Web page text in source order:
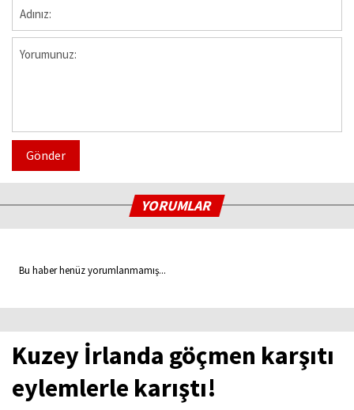
Gönder
YORUMLAR
Bu haber henüz yorumlanmamış...
Kuzey İrlanda göçmen karşıtı
eylemlerle karıştı!